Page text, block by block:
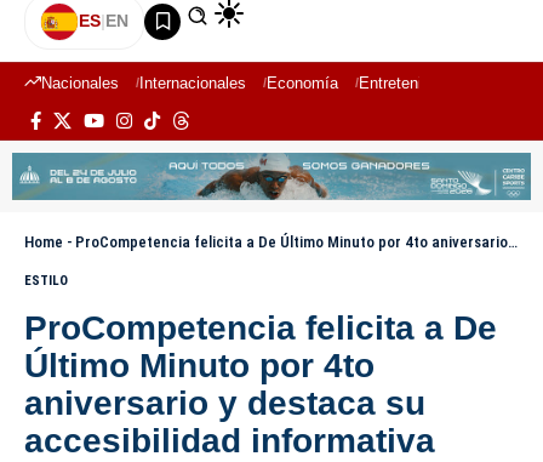
ES|EN
Nacionales Internacionales Economía Entretenimiento
Home - ProCompetencia felicita a De Último Minuto por 4to aniversario y destaca su accesibilidad informativa
ESTILO
ProCompetencia felicita a De
Último Minuto por 4to
aniversario y destaca su
accesibilidad informativa